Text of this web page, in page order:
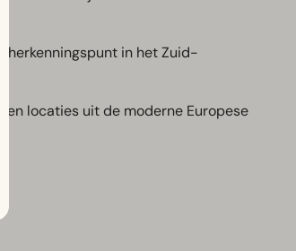
herkenningspunt in het Zuid-
en locaties uit de moderne Europese